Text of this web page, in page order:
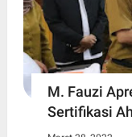
M. Fauzi
Sertifikasi